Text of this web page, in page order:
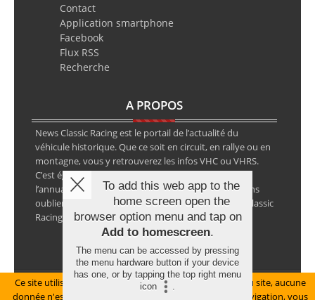
Contact
Application smartphone
Facebook
Flux RSS
Recherche
A PROPOS
News Classic Racing est le portail de l’actualité du
véhicule historique. Que ce soit en circuit, en rallye ou en
montagne, vous y retrouverez les infos VHC ou VHRS.
C’est également le calendrier des épreuves ainsi que
l’annuaire des spécialistes de la voiture ancienne, sans
oublier les petites annonces avec notre partenaire Classic
Racing Annonces.
Mentions légales
Ce site utilise des cookies pour le bon fonctionnement du site, aucune
donnée n'est collectée à ce titre. En poursuivant votre navigation, vous
To add this web app to the
home screen open the
browser option menu and tap on
Add to homescreen.
The menu can be accessed by pressing
the menu hardware button if your device
has one, or by tapping the top right menu
icon
.